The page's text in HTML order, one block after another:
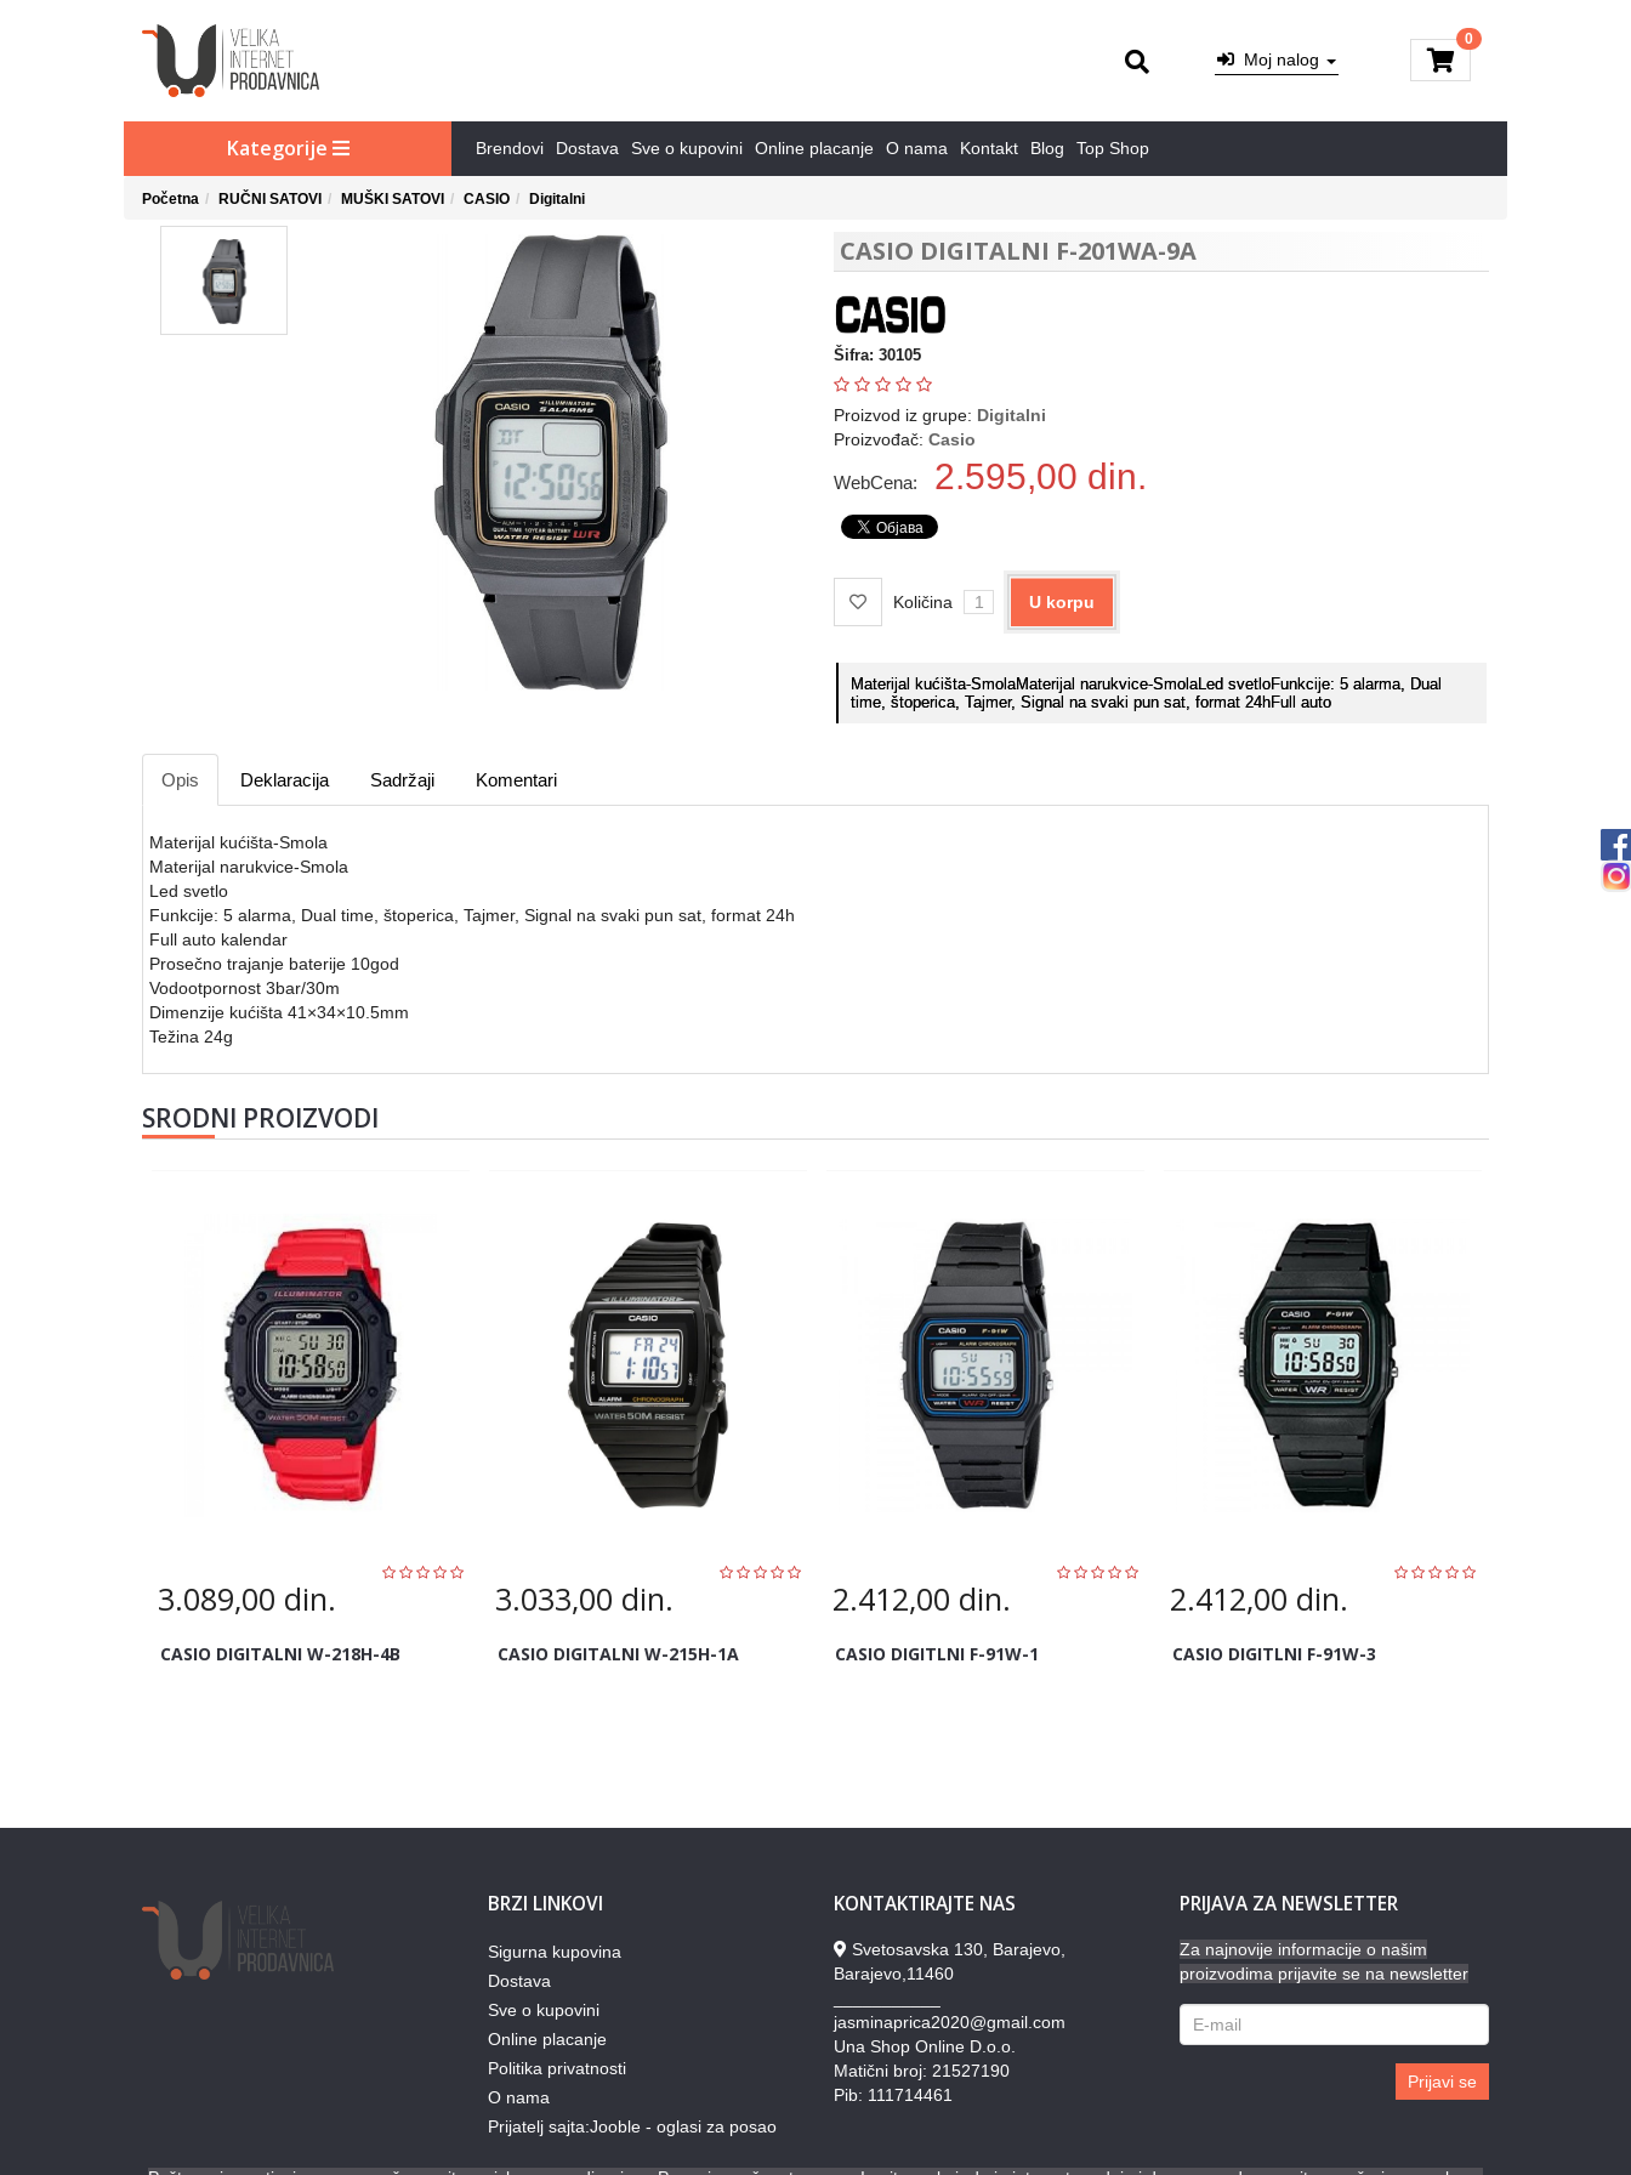
Moj nalog
0
Kategorije Brendovi Dostava Sve o kupovini Online placanje O nama Kontakt Blog Top Shop
Početna RUČNI SATOVI MUŠKI SATOVI CASIO Digitalni
CASIO DIGITALNI F-201WA-9A
Šifra: 30105
Proizvod iz grupe: Digitalni
Proizvođač: Casio
WebCena: 2.595,00 din.
Količina U korpu
Materijal kućišta-SmolaMaterijal narukvice-SmolaLed svetloFunkcije: 5 alarma, Dual
time, štoperica, Tajmer, Signal na svaki pun sat, format 24hFull auto
Opis Deklaracija Sadržaji Komentari
Materijal kućišta-Smola
Materijal narukvice-Smola
Led svetlo
Funkcije: 5 alarma, Dual time, štoperica, Tajmer, Signal na svaki pun sat, format 24h
Full auto kalendar
Prosečno trajanje baterije 10god
Vodootpornost 3bar/30m
Dimenzije kućišta 41×34×10.5mm
Težina 24g
SRODNI PROIZVODI
3.089,00 din.
CASIO DIGITALNI W-218H-4B
3.033,00 din.
CASIO DIGITALNI W-215H-1A
2.412,00 din.
CASIO DIGITLNI F-91W-1
2.412,00 din.
CASIO DIGITLNI F-91W-3
BRZI LINKOVI
Sigurna kupovina
Dostava
Sve o kupovini
Online placanje
Politika privatnosti
O nama
Prijatelj sajta:Jooble - oglasi za posao
KONTAKTIRAJTE NAS
Svetosavska 130, Barajevo,
Barajevo,11460
jasminaprica2020@gmail.com
Una Shop Online D.o.o.
Matični broj: 21527190
Pib: 111714461
PRIJAVA ZA NEWSLETTER
Za najnovije informacije o našim
proizvodima prijavite se na newsletter
Prijavi se